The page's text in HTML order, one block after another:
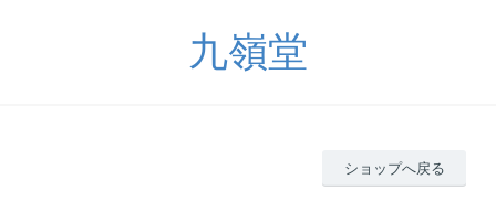
九嶺堂
ショップへ戻る